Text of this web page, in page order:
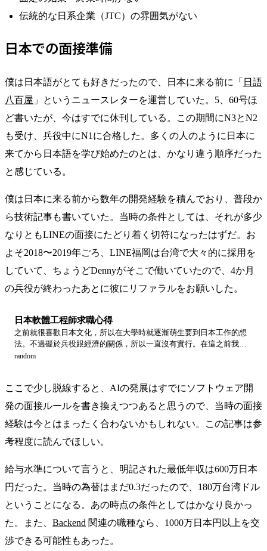
伝統的な日系企業（JTC）の雰囲気がない
日本での面接準備
僕は日本語がとても好きだったので、日本に来る前に「 日語
八百屋 」というニュースレターを運営していた。5、60号ほ
ど書いたが、今はすでに休刊している。この期間にN3とN2
も受け、兵役中にN1に合格した。多くの人のように日本に
来てから日本語を学び始めたのとは、かなり違う順序だった
と感じている。
僕は日本に来る前から数年の開発経験を積んでおり、普段か
ら技術記事も書いていた。当時の条件としては、それが多少
なりともLINEの面接にたどり着く切符になったはずだ。お
よそ2018〜2019年ごろ、LINE福岡は台湾で大々的に採用を
していて、ちょうどDennyがそこで働いていたので、4か月
の兵役が終わったあとに彼にリファラルをお願いした。
日本軟體工程師求職心得
之前就很喜歡日本文化，所以在大學時就逐漸萌生要到日本工作的想
法。不過礙於兵役跟經濟的關係，所以一直沒有實行。在這之前我當
服完兵役，在服兵役之前則是在公司裡頭擔任前端工程師。最近當完
random
ここで少し脱線すると、AIの発展はすでにソフトウェア開
発の面接ルールを書き換えつつあると思うので、当時の面接
経験は今とはまったく合わないかもしれない。この記事は参
考程度に読んでほしい。
給与水準について言うと、明記された最低年収は600万日本
円だった。当時の為替はまだ0.3だったので、180万台湾ドル
ということになる。あの時点の条件としてはかなり良かっ
た。また、 Backend 関連の職種なら、1000万日本円以上を交
渉できる可能性もあった。